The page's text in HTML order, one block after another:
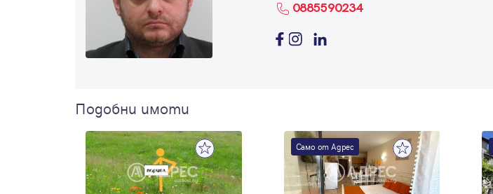
0885590234
Подобни имоти
Само от Адрес
Успех!